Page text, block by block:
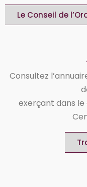
Le Conseil de
Consultez
exerçant dans